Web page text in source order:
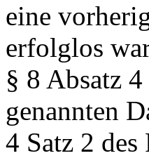
eine
erfolglos
§ 8 Absatz
genannten
4 Satz 2